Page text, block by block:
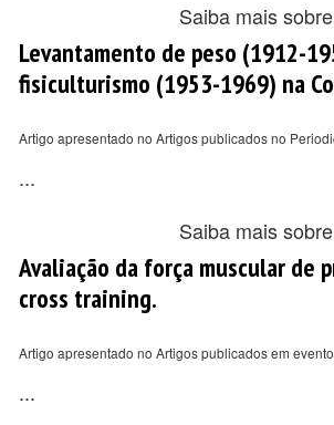
Saiba mais
Levantamento de peso (1912-
fisiculturismo (1953-1969) na
Artigo apresentado no Artigos publicados no
...
Saiba mais
Avaliação da força muscular de
cross training.
Artigo apresentado no Artigos publicados em evento
...